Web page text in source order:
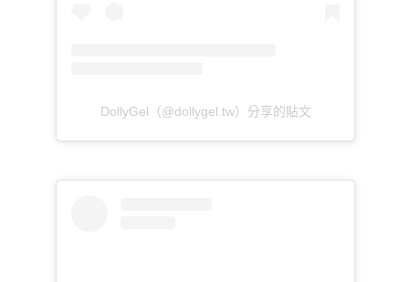
DollyGel（@dollygel.tw）分享的貼文